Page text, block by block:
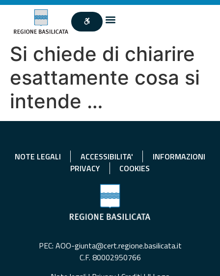
Si chiede di chiarire
esattamente cosa si
intende …
NOTE LEGALI ACCESSIBILITA'
INFORMAZIONI
PRIVACY
COOKIES
PEC: AOO-giunta@cert.regione.basilicata.it
C.F. 80002950766